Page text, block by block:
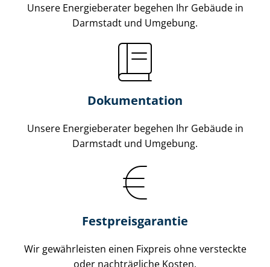
Unsere Energieberater begehen Ihr Gebäude in
Darmstadt und Umgebung.
Dokumentation
Unsere Energieberater begehen Ihr Gebäude in
Darmstadt und Umgebung.
Fest­preis­ga­ran­tie
Wir gewährleisten einen Fixpreis ohne versteckte
oder nachträgliche Kosten.